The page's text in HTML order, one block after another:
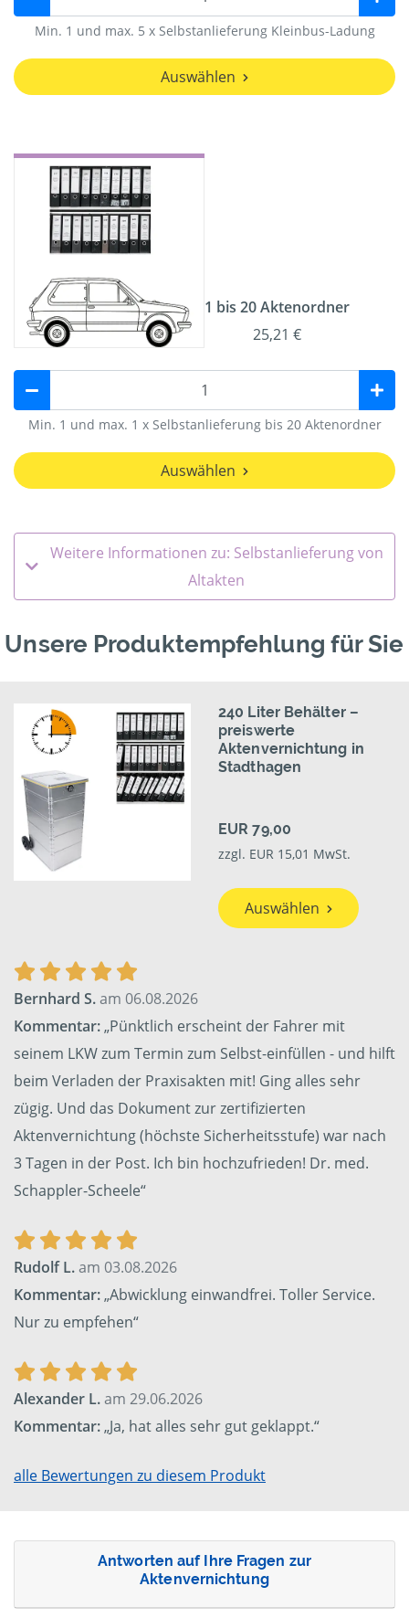
Min. 1 und max. 5 x Selbstanlieferung Kleinbus-Ladung
Auswählen
1 bis 20 Aktenordner
25,21 €
Min. 1 und max. 1 x Selbstanlieferung bis 20 Aktenordner
Auswählen
Weitere Informationen zu: Selbstanlieferung von
Altakten
Unsere Produktempfehlung für Sie
240 Liter Behälter –
preiswerte
Aktenvernichtung in
Stadthagen
EUR 79,00
zzgl. EUR 15,01 MwSt.
Auswählen
Bernhard S.am 06.08.2026
Kommentar:„Pünktlich erscheint der Fahrer mit
seinem LKW zum Termin zum Selbst-einfüllen - und hilft
beim Verladen der Praxisakten mit! Ging alles sehr
zügig. Und das Dokument zur zertifizierten
Aktenvernichtung (höchste Sicherheitsstufe) war nach
3 Tagen in der Post. Ich bin hochzufrieden! Dr. med.
Schappler-Scheele“
Rudolf L.am 03.08.2026
Kommentar:„Abwicklung einwandfrei. Toller Service.
Nur zu empfehen“
Alexander L.am 29.06.2026
Kommentar:„Ja, hat alles sehr gut geklappt.“
alle Bewertungen zu diesem Produkt
Antworten auf Ihre Fragen zur
Aktenvernichtung